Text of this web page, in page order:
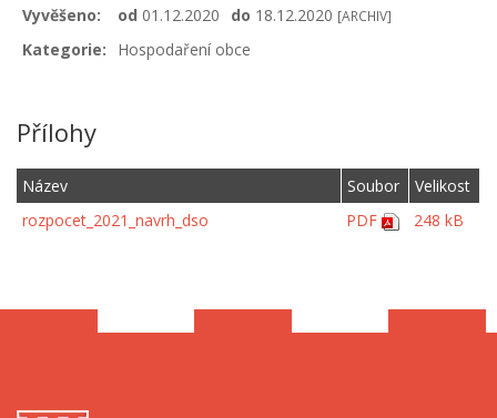
Vyvěšeno: od 01.12.2020 do 18.12.2020 [ARCHIV]
Kategorie: Hospodaření obce
Přílohy
Název Soubor
Velikost
rozpocet_2021_navrh_dso
PDF 248 kB